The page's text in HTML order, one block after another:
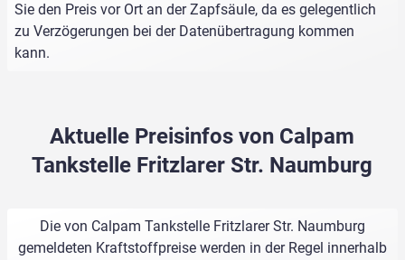
Sie den Preis vor Ort an der Zapfsäule, da es gelegentlich
zu Verzögerungen bei der Datenübertragung kommen
kann.
Aktuelle Preisinfos von Calpam
Tankstelle Fritzlarer Str. Naumburg
Die von Calpam Tankstelle Fritzlarer Str. Naumburg
gemeldeten Kraftstoffpreise werden in der Regel innerhalb